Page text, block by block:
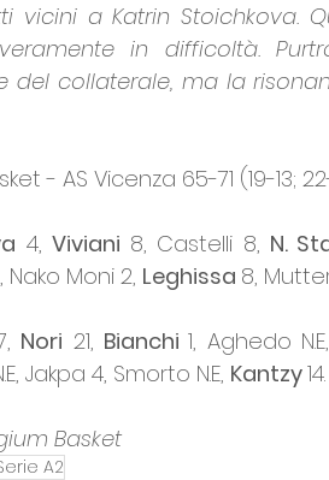
vicini a Katrin Stoichkova.
in difficoltà.
del collaterale, ma la
- AS Vicenza 65-71 (19-13; 22-
4, Viviani 8, Castelli 8, N.
Nako Moni 2, Leghissa 8,
Nori 21, Bianchi 1, Aghedo
Jakpa 4, Smorto N.E, Kantzy
Basket
A2